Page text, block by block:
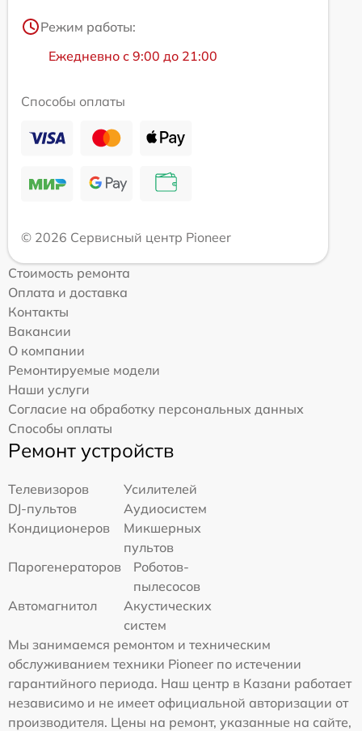
Режим работы:
Ежедневно с 9:00 до 21:00
Способы оплаты
© 2026 Сервисный центр Pioneer
Стоимость ремонта
Оплата и доставка
Контакты
Вакансии
О компании
Ремонтируемые модели
Наши услуги
Согласие на обработку персональных данных
Способы оплаты
Ремонт устройств
Телевизоров
Усилителей
DJ-пультов
Аудиосистем
Кондиционеров
Микшерных
пультов
Парогенераторов
Роботов-
пылесосов
Автомагнитол
Акустических
систем
Мы занимаемся ремонтом и техническим
обслуживанием техники Pioneer по истечении
гарантийного периода. Наш центр в Казани работает
независимо и не имеет официальной авторизации от
производителя. Цены на ремонт, указанные на сайте,